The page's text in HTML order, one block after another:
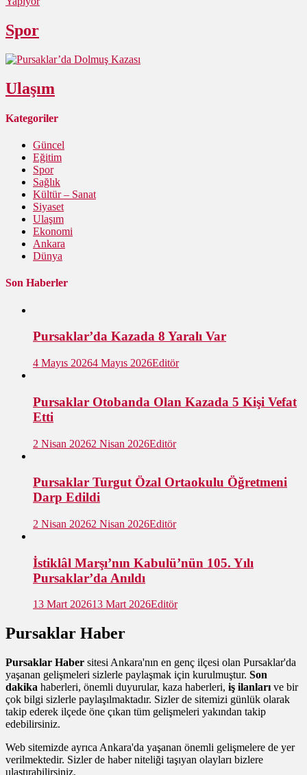
Spor
Ulaşım
Kategoriler
Güncel
Eğitim
Spor
Sağlık
Kültür – Sanat
Siyaset
Ulaşım
Ekonomi
Ankara
Dünya
Son Haberler
Pursaklar’da Kazada 8 Yaralı Var
4 Mayıs 20264 Mayıs 2026Editör
Pursaklar Otobanda Olan Kazada 5 Kişi Vefat
Etti
2 Nisan 20262 Nisan 2026Editör
Pursaklar Turgut Özal Ortaokulu Öğretmeni
Darp Edildi
2 Nisan 20262 Nisan 2026Editör
İstiklâl Marşı’nın Kabulü’nün 105. Yılı
Pursaklar’da Anıldı
13 Mart 202613 Mart 2026Editör
Pursaklar Haber
Pursaklar Haber sitesi Ankara'nın en genç ilçesi olan Pursaklar'da
yaşanan gelişmeleri sizlerle paylaşmak için kurulmuştur. Son
dakika haberleri, önemli duyurular, kaza haberleri, iş ilanları ve bir
çok bilgi sizlerle paylaşılmaktadır. Sizler de sitemizi günlük olarak
takip ederek ilçede öne çıkan tüm gelişmeleri yakından takip
edebilirsiniz.
Web sitemizde ayrıca Ankara'da yaşanan önemli gelişmelere de yer
verilmektedir. Sizler de haber niteliği taşıyan olayları bizlere
ulaştırabilirsiniz.